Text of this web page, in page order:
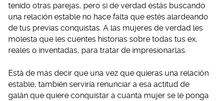
tenido otras parejas, pero si de verdad estás buscando
una relación estable no hace falta que estés alardeando
de tus previas conquistas. A las mujeres de verdad les
molesta que les cuentes historias sobre todas tus ex,
reales o inventadas, para tratar de impresionarlas.
Está de más decir que una vez que quieras una relación
estable, también serviría renunciar a esa actitud de
galán que quiere conquistar a cuanta mujer se le ponga